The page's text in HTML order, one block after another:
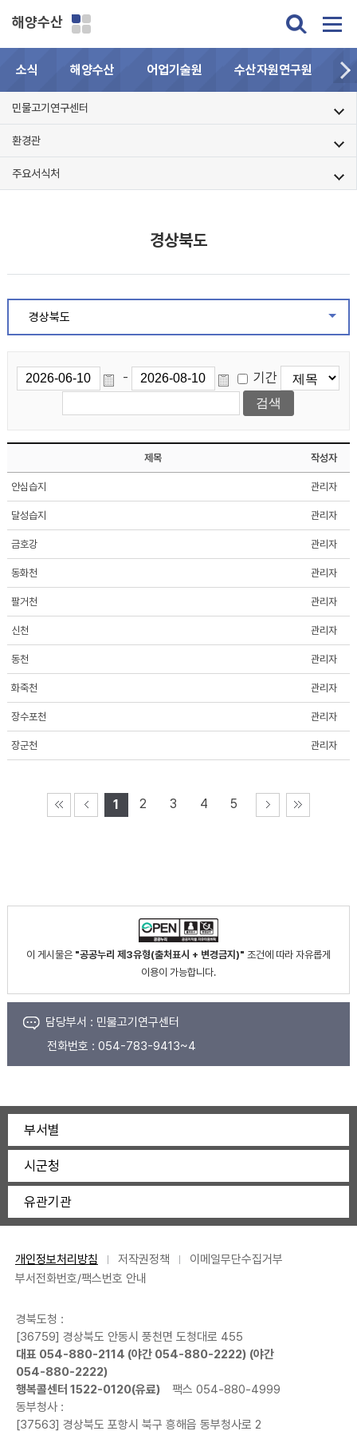
해양수산
소식 해양수산 어업기술원 수산자원연구원
민물고기연구센터
환경관
주요서식처
경상북도
경상북도
- 기간
제목 작성자
안심습지 관리자
달성습지 관리자
금호강 관리자
동화천 관리자
팔거천 관리자
신천 관리자
동천 관리자
화죽천 관리자
장수포천 관리자
장군천 관리자
1 2 3 4 5
이 게시물은 "공공누리 제3유형(출처표시 + 변경금지)" 조건에 따라 자유롭게
이용이 가능합니다.
담당부서 : 민물고기연구센터
전화번호 : 054-783-9413~4
부서별
시군청
유관기관
개인정보처리방침 저작권정책
이메일무단수집거부
부서전화번호/팩스번호 안내
경북도청 :
[36759] 경상북도 안동시 풍천면 도청대로 455
대표 054-880-2114 (야간 054-880-2222) (야간
054-880-2222)
행복콜센터 1522-0120(유료)
팩스 054-880-4999
동부청사 :
[37563] 경상북도 포항시 북구 흥해읍 동부청사로 2